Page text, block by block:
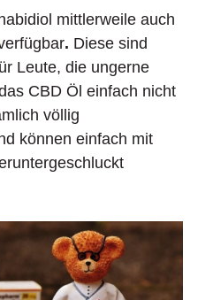
mittlerweile auch
. Diese sind
Leute, die ungerne
CBD Öl einfach nicht
völlig
können einfach mit